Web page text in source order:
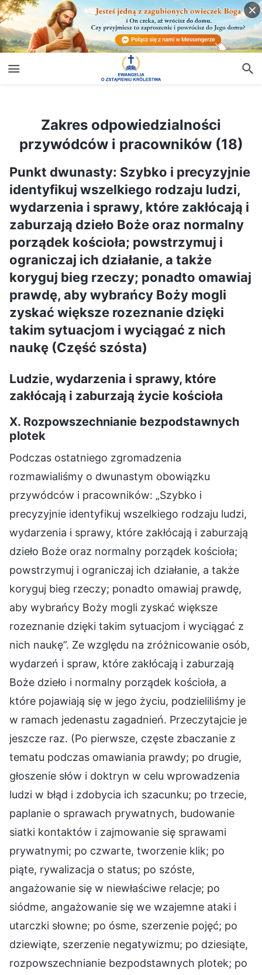
Zakres odpowiedzialności
przywódców i pracowników (18)
Punkt dwunasty: Szybko i precyzyjnie
identyfikuj wszelkiego rodzaju ludzi,
wydarzenia i sprawy, które zakłócają i
zaburzają dzieło Boże oraz normalny
porządek kościoła; powstrzymuj i
ograniczaj ich działanie, a także
koryguj bieg rzeczy; ponadto omawiaj
prawdę, aby wybrańcy Boży mogli
zyskać większe rozeznanie dzięki
takim sytuacjom i wyciągać z nich
naukę (Część szósta)
Ludzie, wydarzenia i sprawy, które
zakłócają i zaburzają życie kościoła
X. Rozpowszechnianie bezpodstawnych
plotek
Podczas ostatniego zgromadzenia
rozmawialiśmy o dwunastym obowiązku
przywódców i pracowników: „Szybko i
precyzyjnie identyfikuj wszelkiego rodzaju ludzi,
wydarzenia i sprawy, które zakłócają i zaburzają
dzieło Boże oraz normalny porządek kościoła;
powstrzymuj i ograniczaj ich działanie, a także
koryguj bieg rzeczy; ponadto omawiaj prawdę,
aby wybrańcy Boży mogli zyskać większe
rozeznanie dzięki takim sytuacjom i wyciągać z
nich naukę”. Ze względu na zróżnicowanie osób,
wydarzeń i spraw, które zakłócają i zaburzają
Boże dzieło i normalny porządek kościoła, a
które pojawiają się w jego życiu, podzieliliśmy je
w ramach jedenastu zagadnień. Przeczytajcie je
jeszcze raz. (Po pierwsze, częste zbaczanie z
tematu podczas omawiania prawdy; po drugie,
głoszenie słów i doktryn w celu wprowadzenia
ludzi w błąd i zdobycia ich szacunku; po trzecie,
paplanie o sprawach prywatnych, budowanie
siatki kontaktów i zajmowanie się sprawami
prywatnymi; po czwarte, tworzenie klik; po
piąte, rywalizacja o status; po szóste,
angażowanie się w niewłaściwe relacje; po
siódme, angażowanie się we wzajemne ataki i
utarczki słowne; po ósme, szerzenie pojęć; po
dziewiąte, szerzenie negatywizmu; po dziesiąte,
rozpowszechnianie bezpodstawnych plotek; po